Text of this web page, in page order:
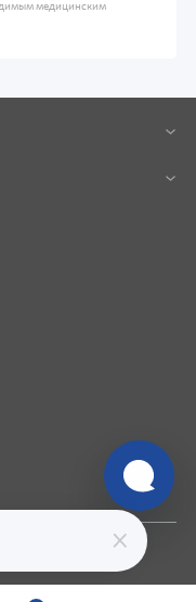
медицинским